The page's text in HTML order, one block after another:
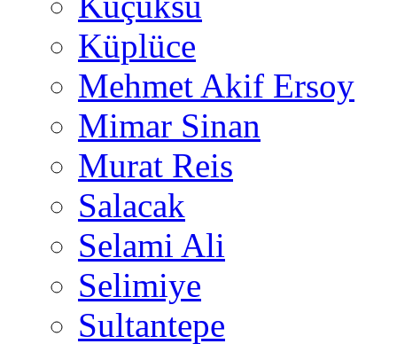
Küplüce
Mehmet Akif Ersoy
Mimar Sinan
Murat Reis
Salacak
Selami Ali
Selimiye
Sultantepe